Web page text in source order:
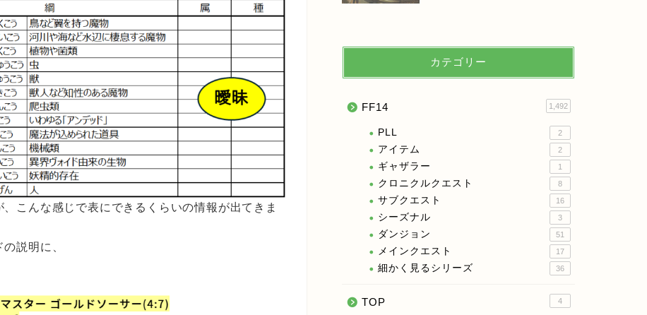
こんな感じで表にできるくらいの情報が出てきま
説明に、
カテゴリー
FF14 1,492
PLL 2
アイテム 2
ギャザラー 1
クロニクルクエスト 8
サブクエスト 16
シーズナル 3
ダンジョン 51
メインクエスト 17
細かく見るシリーズ 36
TOP 4